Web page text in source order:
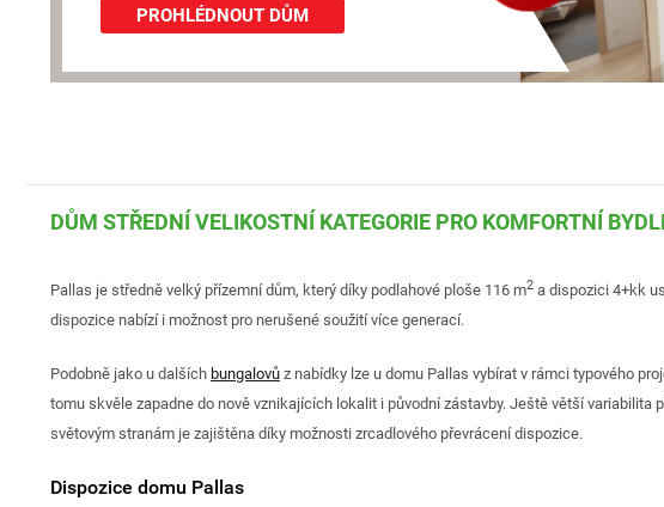
PROHLÉDNOUT DŮM
DŮM STŘEDNÍ VELIKOSTNÍ KATEGORIE PRO KOMFORTNÍ
Pallas je středně velký přízemní dům, který díky podlahové ploše 116 m2 a dispozici 4+kk
dispozice nabízí i možnost pro nerušené soužití více generací.
Podobně jako u dalšíchbungalovůz nabídky lze u domu Pallas vybírat v rámci typového
tomu skvěle zapadne do nově vznikajících lokalit i původní zástavby. Ještě větší
světovým stranám je zajištěna díky možnosti zrcadlového převrácení dispozice.
Dispozice domu Pallas